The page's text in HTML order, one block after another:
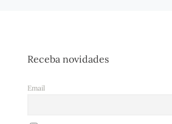
Receba novidades
Email